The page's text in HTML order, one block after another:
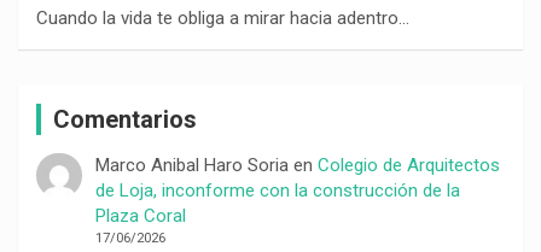
Cuando la vida te obliga a mirar hacia adentro…
Comentarios
Marco Anibal Haro Soriaen Colegio de Arquitectos
de Loja, inconforme con la construcción de la
Plaza Coral
17/06/2026